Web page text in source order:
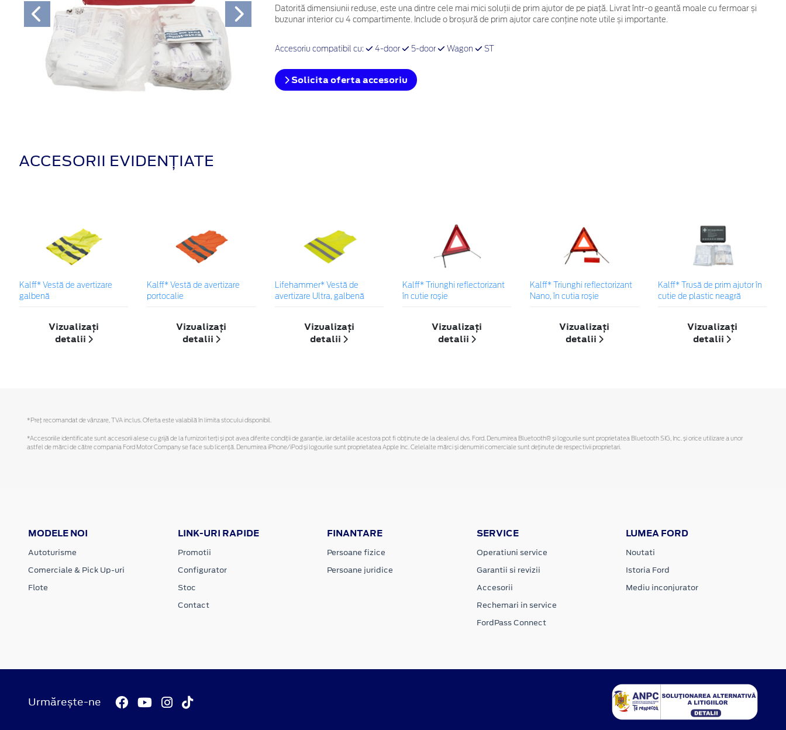
Datorită dimensiunii reduse, este una dintre cele mai mici soluții de prim ajutor de pe piață. Livrat într-o geantă moale cu fermoar și
buzunar interior cu 4 compartimente. Include o broșură de prim ajutor care conține note utile și importante.
Accesoriu compatibil cu: 4-door 5-door Wagon ST
Solicita oferta accesoriu
ACCESORII EVIDENȚIATE
Kalff* Vestă de avertizare
galbenă
Vizualizați
detalii
Kalff* Vestă de avertizare
portocalie
Vizualizați
detalii
Lifehammer* Vestă de
avertizare Ultra, galbenă
Vizualizați
detalii
Kalff* Triunghi reflectorizant
în cutie roșie
Vizualizați
detalii
Kalff* Triunghi reflectorizant
Nano, în cutia roșie
Vizualizați
detalii
Kalff* Trusă de prim ajutor în
cutie de plastic neagră
Vizualizați
detalii
*Preţ recomandat de vânzare, TVA inclus. Oferta este valabilă în limita stocului disponibil.
*Accesoriile identificate sunt accesorii alese cu grijă de la furnizori terți și pot avea diferite condiții de garanție, iar detaliile acestora pot fi obținute de la dealerul dvs. Ford. Denumirea Bluetooth® și logourile sunt proprietatea Bluetooth SIG, Inc. și orice utilizare a unor
astfel de mărci de către compania Ford Motor Company se face sub licență. Denumirea iPhone/iPod și logourile sunt proprietatea Apple Inc. Celelalte mărci și denumiri comerciale sunt deținute de respectivii proprietari.
MODELE NOI
Autoturisme
Comerciale & Pick Up-uri
Flote
LINK-URI RAPIDE
Promotii
Configurator
Stoc
Contact
FINANTARE
Persoane fizice
Persoane juridice
SERVICE
Operatiuni service
Garantii si revizii
Accesorii
Rechemari in service
FordPass Connect
LUMEA FORD
Noutati
Istoria Ford
Mediu inconjurator
Urmărește-ne